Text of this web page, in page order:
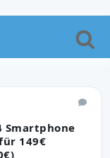
Smartphone
149€